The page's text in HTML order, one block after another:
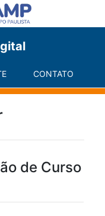
CONTATO
de Curso